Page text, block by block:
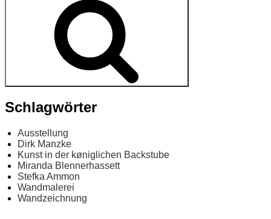
Schlagwörter
Ausstellung
Dirk Manzke
Kunst in der køniglichen Backstube
Miranda Blennerhassett
Stefka Ammon
Wandmalerei
Wandzeichnung